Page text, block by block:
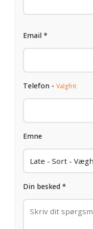
Email *
Telefon - Valgfrit
Emne
Din besked *